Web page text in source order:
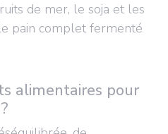
de mer, le soja et les
pain complet fermenté
alimentaires pour